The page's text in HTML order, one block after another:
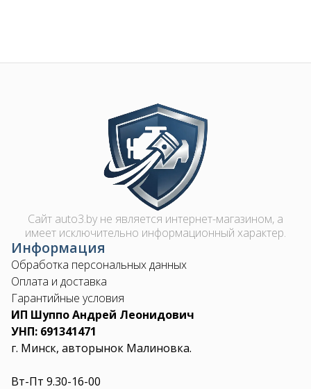
Image
Сайт auto3.by не является интернет-магазином, а
имеет исключительно информационный характер.
Информация
Обработка персональных данных
Оплата и доставка
Гарантийные условия
ИП Шуппо Андрей Леонидович
УНП: 691341471
г. Минск, авторынок Малиновка.
Вт-Пт 9.30-16-00